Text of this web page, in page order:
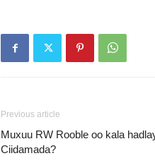
Previous article
Muxuu RW Rooble oo kala
Ciidamada?